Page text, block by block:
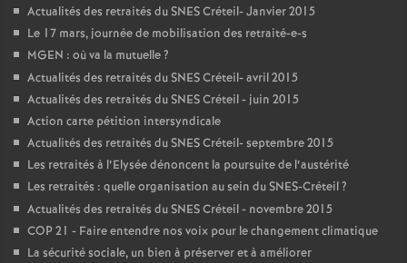
Actualités des retraités duSNESCréteil- Janvier 2015
Le 17 mars, journée de mobilisation des retraité-e-s
MGEN : où va la mutuelle?
Actualités des retraités duSNESCréteil- avril 2015
Actualités des retraités duSNESCréteil - juin 2015
Action carte pétition intersyndicale
Actualités des retraités duSNESCréteil- septembre 2015
Les retraités à l’Elysée dénoncent la poursuite de l’austérité
Les retraités : quelle organisation au sein duSNES-Créteil?
Actualités des retraités duSNESCréteil - novembre 2015
COP21 - Faire entendre nos voix pour le changement climatique
La sécurité sociale, un bien à préserver et à améliorer